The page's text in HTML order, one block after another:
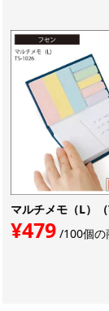
マルチメモ（L）（
¥479/100個の